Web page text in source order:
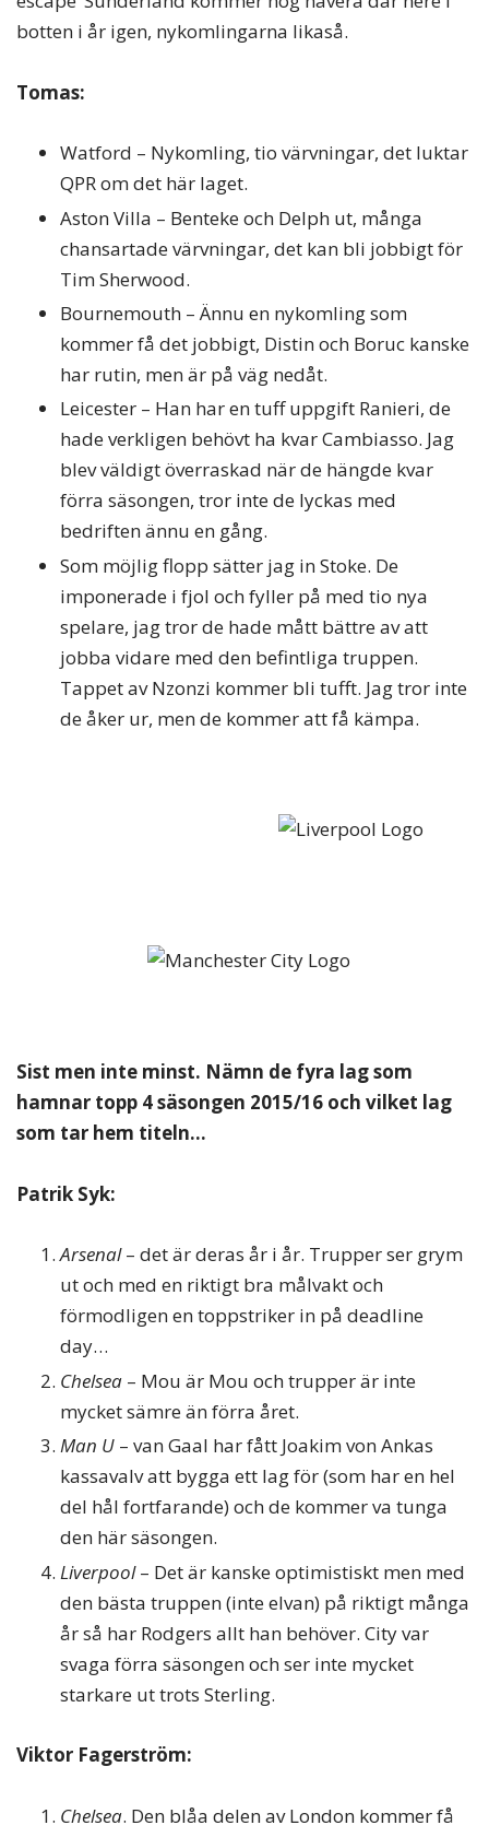
botten i år igen, nykomlingarna likaså.
Tomas:
Watford – Nykomling, tio värvningar, det luktar
QPR om det här laget.
Aston Villa – Benteke och Delph ut, många
chansartade värvningar, det kan bli jobbigt för
Tim Sherwood.
Bournemouth – Ännu en nykomling som
kommer få det jobbigt, Distin och Boruc kanske
har rutin, men är på väg nedåt.
Leicester – Han har en tuff uppgift Ranieri, de
hade verkligen behövt ha kvar Cambiasso. Jag
blev väldigt överraskad när de hängde kvar
förra säsongen, tror inte de lyckas med
bedriften ännu en gång.
Som möjlig flopp sätter jag in Stoke. De
imponerade i fjol och fyller på med tio nya
spelare, jag tror de hade mått bättre av att
jobba vidare med den befintliga truppen.
Tappet av Nzonzi kommer bli tufft. Jag tror inte
de åker ur, men de kommer att få kämpa.
Sist men inte minst. Nämn de fyra lag som
hamnar topp 4 säsongen 2015/16 och vilket lag
som tar hem titeln…
Patrik Syk:
Arsenal– det är deras år i år. Trupper ser grym
ut och med en riktigt bra målvakt och
förmodligen en toppstriker in på deadline
day…
Chelsea – Mou är Mou och trupper är inte
mycket sämre än förra året.
Man U – van Gaal har fått Joakim von Ankas
kassavalv att bygga ett lag för (som har en hel
del hål fortfarande) och de kommer va tunga
den här säsongen.
Liverpool– Det är kanske optimistiskt men med
den bästa truppen (inte elvan) på riktigt många
år så har Rodgers allt han behöver. City var
svaga förra säsongen och ser inte mycket
starkare ut trots Sterling.
Viktor Fagerström:
Chelsea. Den blåa delen av London kommer få